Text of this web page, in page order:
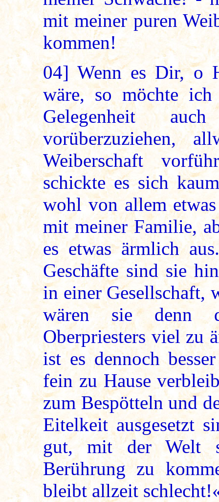
mit meiner puren
kommen!
04] Wenn es Dir, o
wäre, so möchte
Gelegenheit
vorüberzuziehen,
Weiberschaft
schickte es sich
wohl von allem
mit meiner Familie,
es etwas ärmlich
Geschäfte sind sie
in einer Gesellschaft,
wären sie denn
Oberpriesters viel zu
ist es dennoch
fein zu Hause
zum Bespötteln und
Eitelkeit ausgesetzt
gut, mit der Welt
Berührung zu
bleibt allzeit